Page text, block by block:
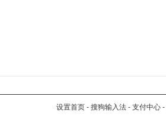
设置首页 - 搜狗输入法 - 支付中心 -